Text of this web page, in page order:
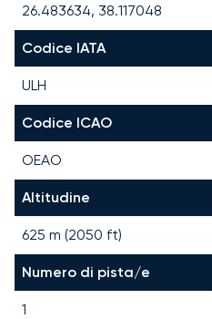
26.483634, 38.117048
Codice IATA
ULH
Codice ICAO
OEAO
Altitudine
625 m (2050 ft)
Numero di pista/e
1